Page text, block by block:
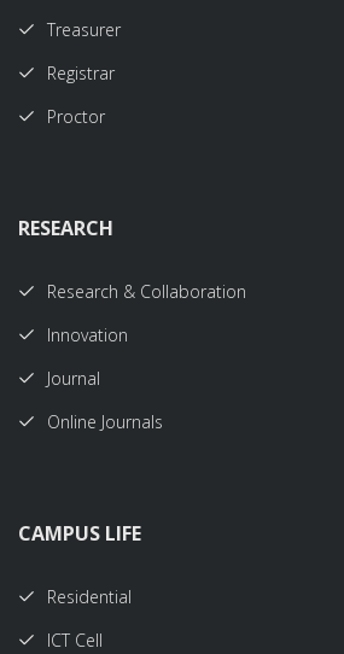
Treasurer
Registrar
Proctor
RESEARCH
Research & Collaboration
Innovation
Journal
Online Journals
CAMPUS LIFE
Residential
ICT Cell